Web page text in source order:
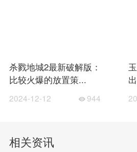
杀戮地城2最新破解版：
比较火爆的放置策...
2024-12-12 944
相关资讯